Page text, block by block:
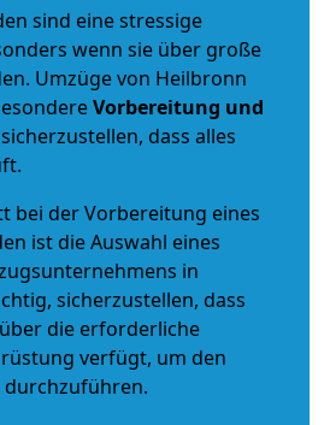
sind eine stressige
wenn sie über große
Umzüge von Heilbronn
Vorbereitung und
dass alles
bei der Vorbereitung eines
ist die Auswahl eines
in
sicherzustellen, dass
die erforderliche
verfügt, um den